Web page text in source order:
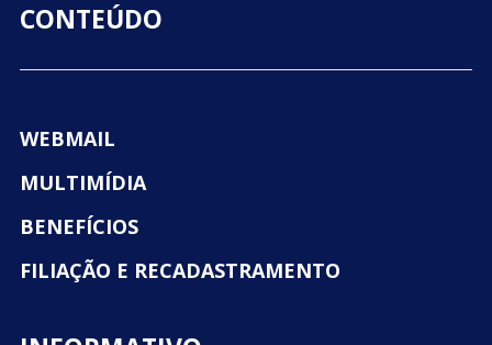
CONTEÚDO
WEBMAIL
MULTIMÍDIA
BENEFÍCIOS
FILIAÇÃO E RECADASTRAMENTO